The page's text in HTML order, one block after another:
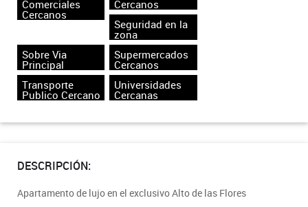
Comerciales
Cercanos
Cercanos
Seguridad en la
zona
Sobre Via
Principal
Supermercados
Cercanos
Transporte
Publico Cercano
Universidades
Cercanas
DESCRIPCIÓN:
Apartamento de lujo en el exclusivo Alto de las Flores